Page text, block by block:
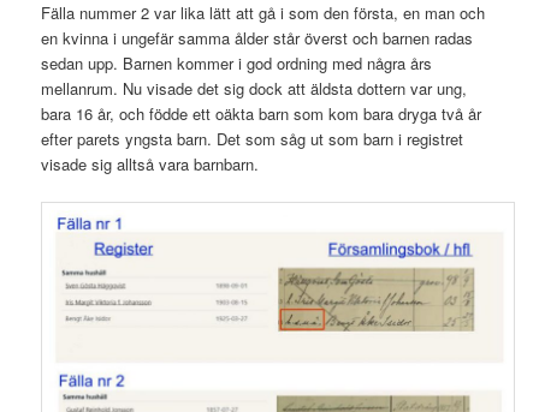
Fälla nummer 2 var lika lätt att gå i som den första, en man och
en kvinna i ungefär samma ålder står överst och barnen radas
sedan upp. Barnen kommer i god ordning med några års
mellanrum. Nu visade det sig dock att äldsta dottern var ung,
bara 16 år, och födde ett oäkta barn som kom bara dryga två år
efter parets yngsta barn. Det som såg ut som barn i registret
visade sig alltså vara barnbarn.